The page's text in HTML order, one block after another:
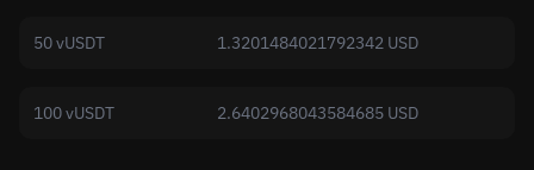
50 vUSDT 1.3201484021792342 USD
100 vUSDT 2.6402968043584685 USD